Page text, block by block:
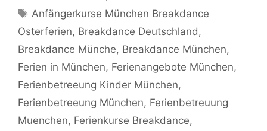
Schlagwörter
Anfängerkurse München Breakdance
Osterferien, Breakdance Deutschland,
Breakdance Münche, Breakdance München,
Ferien in München, Ferienangebote München,
Ferienbetreeung Kinder München,
Ferienbetreeung München, Ferienbetreuung
Muenchen, Ferienkurse Breakdance,